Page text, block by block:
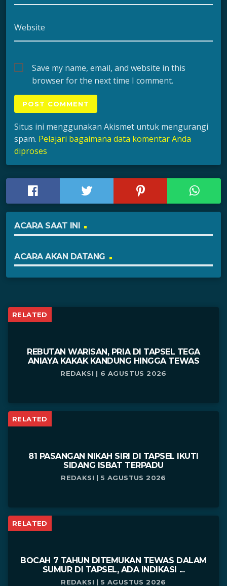
Website
Save my name, email, and website in this
browser for the next time I comment.
Situs ini menggunakan Akismet untuk mengurangi
spam. Pelajari bagaimana data komentar Anda
diproses
ACARA SAAT INI
ACARA AKAN DATANG
RELATED
REBUTAN WARISAN, PRIA DI TAPSEL TEGA
ANIAYA KAKAK KANDUNG HINGGA TEWAS
REDAKSI | 6 AGUSTUS 2026
RELATED
81 PASANGAN NIKAH SIRI DI TAPSEL IKUTI
SIDANG ISBAT TERPADU
REDAKSI | 5 AGUSTUS 2026
RELATED
BOCAH 7 TAHUN DITEMUKAN TEWAS DALAM
SUMUR DI TAPSEL, ADA INDIKASI ...
REDAKSI | 5 AGUSTUS 2026